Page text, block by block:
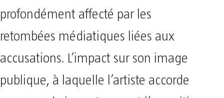
profondément affecté par les
retombées médiatiques liées aux
accusations. L’impact sur son image
publique, à laquelle l’artiste accorde